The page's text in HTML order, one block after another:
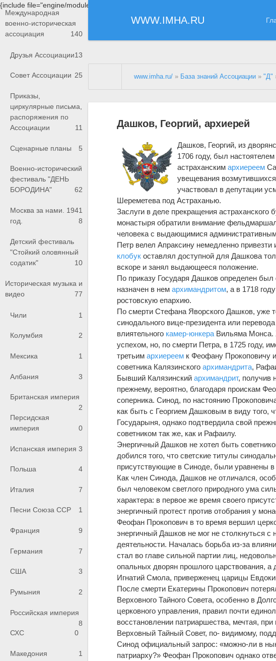
{include file="engine/modules/saperu/head.php"}
WWW.IMHA.RU
Международная
военно-историческая
ассоциация
140
Друзья Ассоциации13
Совет Ассоциации 25
Приказы,
циркулярные письма,
распоряжения по
Ассоциации
11
Сценарные планы 5
Военно-исторический
фестиваль "ДЕНЬ
БОРОДИНА"
62
Москва за нами. 1941
год.
8
Детский фестиваль
"Стойкий оловянный
содатик"
10
Историческая музыка и
видео
77
Чили 1
Колумбия 2
Мексика 1
Албания 3
Британская империя
2
Персидская
империя
0
Испанская империя 3
Польша 4
Италия 7
Песни Союза ССР 1
Франция 9
Германия 7
США 3
Румыния 2
Российская империя
8
СХС
0
Македония 1
www.imha.ru/ » База знаний Ассоциации »"Д"
Дашков, Георгий, архиерей
Дашков, Георгий, из
1706 году, был
астраханскимархиереем
увещевания
участвовал в депутации
Шереметева под Астраханью.
Заслуги в деле прекращения астраханского
монастыря обратили внимание
человека с выдающимися
Петр велел Апраксину немедленно
клобук оставлял доступной для Дашкова
вскоре и занял выдающееся положение.
По приказу Государя Дашков определен
назначен в немархимандритом, а в 1718
ростовскую епархию.
По смерти Стефана Яворского Дашков, уже
синодального вице-президента или
влиятельного камер-юнкера Вильяма Монса.
успехом, но, по смерти Петра, в 1725 году,
третьимархиереем к Феофану Прокоповичу
советника Калязинскогоархимандрита,
Бывший Калязинскийархимандрит, получив
прежнему, вероятно, благодаря проискам
соперника. Синод, по настоянию
как быть с Георгием Дашковым в виду того,
Государыня, однако подтвердила свой
советником так же, как и Рафаилу.
Энергичный Дашков не хотел быть
добился того, что светские титулы
присутствующие в Синоде, были уравнены
Как член Синода, Дашков не отличался,
был человеком светлого природного ума
характера: в первое же время своего
энергичный протест против отобрания у
Феофан Прокопович в то время вершил
энергичный Дашков не мог не столкнуться
деятельности. Началась борьба из-за
стал во главе сильной партии лиц,
опальных дворян прошлого царствования,
Игнатий Смола, приверженец царицы
После смерти Екатерины Прокопович
Верховного Тайного Совета, особенно в
церковного управления, правил почти
восстановлении патриаршества, мечтая,
Верховный Тайный Совет, по- видимому,
Синод официальный запрос: «можно-ли в
патриарху?» Феофан Прокопович однако